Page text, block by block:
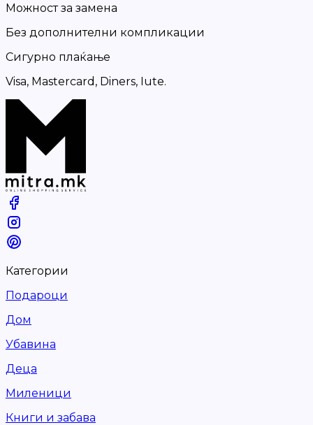
Можност за замена
Без дополнителни компликации
Сигурно плаќање
Visa, Mastercard, Diners, Iute.
Категории
Подароци
Дом
Убавина
Деца
Миленици
Книги и забава